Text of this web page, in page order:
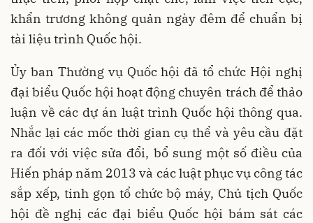
khẩn trương không quản ngày đêm để chuẩn bị
tài liệu trình Quốc hội.
Ủy ban Thường vụ Quốc hội đã tổ chức Hội nghị
đại biểu Quốc hội hoạt động chuyên trách để thảo
luận về các dự án luật trình Quốc hội thông qua.
Nhắc lại các mốc thời gian cụ thể và yêu cầu đặt
ra đối với việc sửa đổi, bổ sung một số điều của
Hiến pháp năm 2013 và các luật phục vụ công tác
sắp xếp, tinh gọn tổ chức bộ máy, Chủ tịch Quốc
hội đề nghị các đại biểu Quốc hội bám sát các